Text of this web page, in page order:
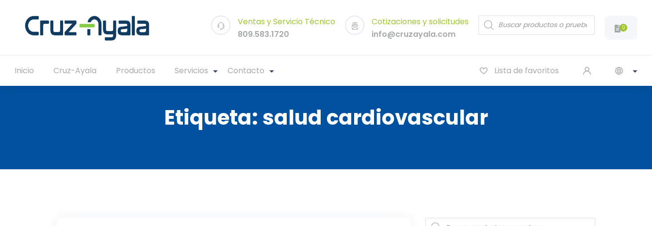
Ventas y Servicio Técnico
809.583.1720
Cotizaciones y solicitudes
info@cruzayala.com
Products
search 0
Inicio Cruz-Ayala Productos Servicios Contacto Lista de favoritos
Etiqueta: salud cardiovascular
Products